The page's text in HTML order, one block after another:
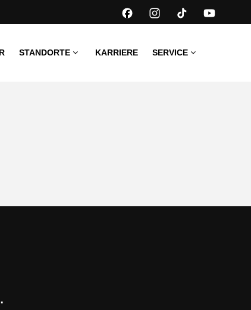
STANDORTE KARRIERE SERVICE